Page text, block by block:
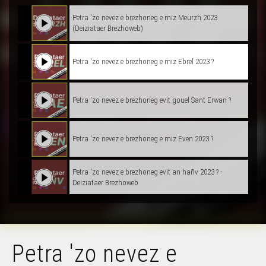
Petra 'zo nevez e brezhoneg e miz Meurzh 2023
(Deiziataer Brezhoweb)
Petra 'zo nevez e brezhoneg e miz Ebrel 2023 ?
Petra 'zo nevez e brezhoneg evit gouel Sant Erwan ?
Petra 'zo nevez e brezhoneg e miz Even 2023 ?
Petra 'zo nevez e brezhoneg evit an hañv 2023 ? -
Deiziataer Brezhoweb
Petra 'zo nevez e brezhoneg evit miz Here 2023 ?
(Deiziataer Brezhoweb)
Petra 'zo nevez e